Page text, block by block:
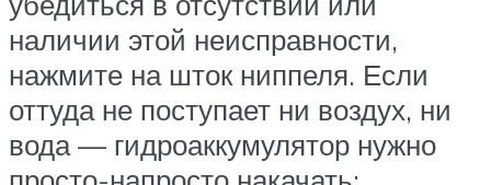
наличии этой неисправности,
нажмите на шток ниппеля. Если
оттуда не поступает ни воздух, ни
вода — гидроаккумулятор нужно